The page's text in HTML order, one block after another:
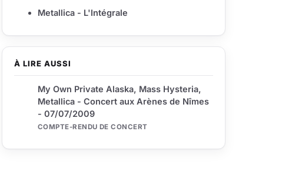
À LIRE AUSSI
My Own Private Alaska, Mass Hysteria,
Metallica - Concert aux Arènes de Nîmes
- 07/07/2009
COMPTE-RENDU DE CONCERT
Metallica - L'Intégrale